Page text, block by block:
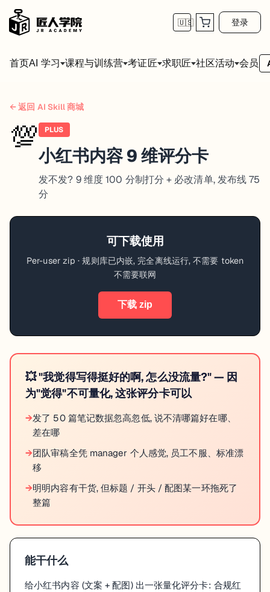
🇺🇸 登录
首页AI 学习 课程与训练营 考证匠 求职匠 社区活动 会员
← 返回 AI Skill 商城
💯 PLUS
小红书内容 9 维评分卡
发不发? 9 维度 100 分制打分 + 必改清单, 发布线 75
分
可下载使用
Per-user zip · 规则库已内嵌, 完全离线运行, 不需要 token
不需要联网
下载 zip
💥"我觉得写得挺好的啊, 怎么没流量?" — 因
为"觉得"不可量化, 这张评分卡可以
→发了 50 篇笔记数据忽高忽低, 说不清哪篇好在哪、
差在哪
→团队审稿全凭 manager 个人感觉, 员工不服、标准漂
移
→明明内容有干货, 但标题 / 开头 / 配图某一环拖死了
整篇
能干什么
给小红书内容 (文案 + 配图) 出一张量化评分卡: 合规红